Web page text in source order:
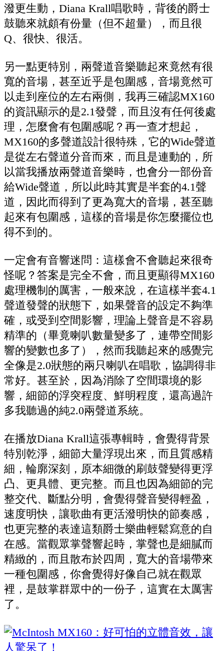
潑更生動，Diana Krall唱歌時，背後的爵士
鼓聽來就頗有份量（但不超量），而且很
Q、很快、很活。
另一點更特別，兩聲道音樂聽起來竟然有很
寬的音場，甚至近乎是包圍感，音場竟然可
以走到座位的左右兩側，我再三確認MX160
的資訊顯示的是2.1發聲，而且沒有任何後處
理，怎麼會有包圍感呢？再一查才想起，
MX160的多聲道設計很特殊，它的Wide聲道
是從左右聲道分音而來，而且是連動的，所
以當我播放兩聲道音樂時，也會分一部份音
給Wide聲道，所以此時其實是半套的4.1聲
道，因此而得到了更為寬大的音場，甚至聽
起來有包圍感，這樣的音場是你怎麼擺位也
得不到的。
一定會有音響迷問：這樣會不會聽起來很奇
怪呢？答案是完全不會，而且更顯得MX160
處理機制的厲害，一般來說，在這樣半套4.1
聲道發聲的狀態下，如果聲音的設定不夠準
確，或受到空間影響，理論上聲音是不容易
精準的（畢竟喇叭數量變多了，連帶空間影
響的變數也多了），然而我聽起來的感覺完
全像是2.0狀態的兩只喇叭在唱歌，協調得非
常好。甚至於，因為消除了空間環境的影
響，細節的浮突程度、鮮明程度，還高過許
多我聽過的純2.0兩聲道系統。
在播放Diana Krall這張專輯時，會覺得背景
特別乾淨，細節大量浮現出來，而且質感精
細，輪廓深刻，原本細微的刷鼓聲變得更浮
凸、更具體、更完整。而且也因為細節的完
整交代、斷點分明，會覺得聲音變得輕盈，
速度明快，讓歌曲有更活潑明快的節奏感，
也更完整的表達這類爵士樂曲輕鬆寫意的自
在感。當觀眾掌聲響起時，掌聲也是細膩而
精緻的，而且散布於四周，寬大的音場帶來
一種包圍感，你會覺得好像自己就在觀眾
裡，是鼓掌群眾中的一份子，這實在太厲害
了。